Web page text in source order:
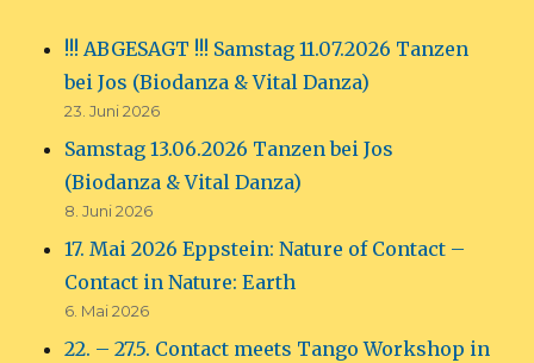
!!! ABGESAGT !!! Samstag 11.07.2026 Tanzen
bei Jos (Biodanza & Vital Danza)
23. Juni 2026
Samstag 13.06.2026 Tanzen bei Jos
(Biodanza & Vital Danza)
8. Juni 2026
17. Mai 2026 Eppstein: Nature of Contact –
Contact in Nature: Earth
6. Mai 2026
22. – 27.5. Contact meets Tango Workshop in